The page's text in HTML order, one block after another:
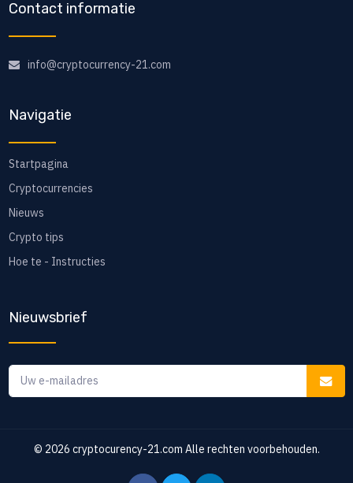
Contact informatie
info@cryptocurrency-21.com
Navigatie
Startpagina
Cryptocurrencies
Nieuws
Crypto tips
Hoe te - Instructies
Nieuwsbrief
© 2026 cryptocurency-21.com Alle rechten voorbehouden.